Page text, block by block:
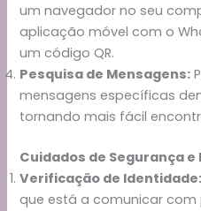
um navegador no seu
aplicação móvel com o
um código QR.
Pesquisa de Mensagens:
mensagens específicas
tornando mais fácil
Cuidados de Segurança
Verificação de Identidade:
que está a comunicar com